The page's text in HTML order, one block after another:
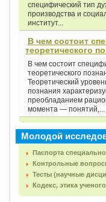
специфический тип
производства и
институт...
В чем состоит
теоретического
В чем состоит
теоретического
Теоретический
познания
преобладанием
момента — понятий,...
Молодой
Паспорта
Контрольные
Тесты (научные
Кодекс, этика ученого